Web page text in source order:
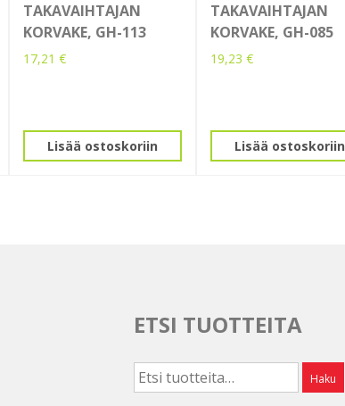
TAKAVAIHTAJAN
KORVAKE, GH-113
17,21 €
Lisää ostoskoriin
TAKAVAIHTAJAN
KORVAKE, GH-085
19,23 €
Lisää ostoskoriin
ETSI TUOTTEITA
Etsi: Haku